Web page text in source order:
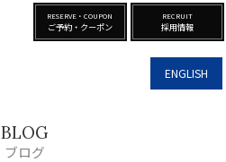
ENGLISH
RESERVE・COUPON
ご予約・クーポン
RECRUIT
採用情報
BLOG
ブログ